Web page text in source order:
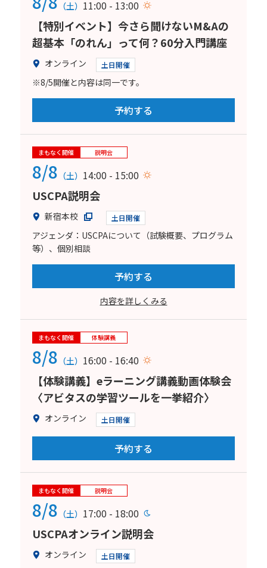
（土） 11:00 - 13:00
【特別イベント】今さら聞けないM&Aの
超基本「のれん」って何？60分入門講座
オンライン 土日開催
※8/5開催と内容は同一です。
予約する
まもなく開催 説明会
8/8 （土） 14:00 - 15:00
USCPA説明会
新宿本校 土日開催
アジェンダ：USCPAについて（試験概要、プログラム
等）、個別相談
予約する
内容を詳しくみる
まもなく開催 体験講義
8/8 （土） 16:00 - 16:40
【体験講義】eラーニング講義動画体験会
〈アビタスの学習ツールを一挙紹介〉
オンライン 土日開催
予約する
まもなく開催 説明会
8/8 （土） 17:00 - 18:00
USCPAオンライン説明会
オンライン 土日開催